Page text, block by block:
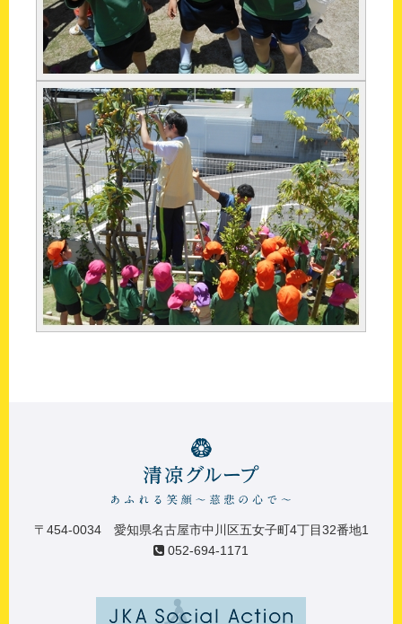
〒454-0034 愛知県名古屋市中川区五女子町4丁目32番地1
052-694-1171